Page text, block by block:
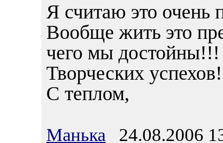
Я считаю это очень
Вообще жить это
чего мы достойны!!!
Творческих успехов!
С теплом,
Манька 24.08.2006